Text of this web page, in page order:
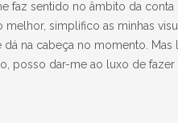
sentido no âmbito da conta
simplifico as minhas
na cabeça no momento. Mas
posso dar-me ao luxo de fazer